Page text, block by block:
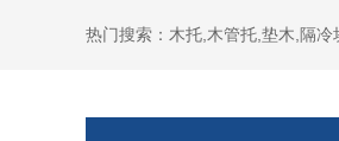
热门搜索：木托,木管托,垫木,隔冷